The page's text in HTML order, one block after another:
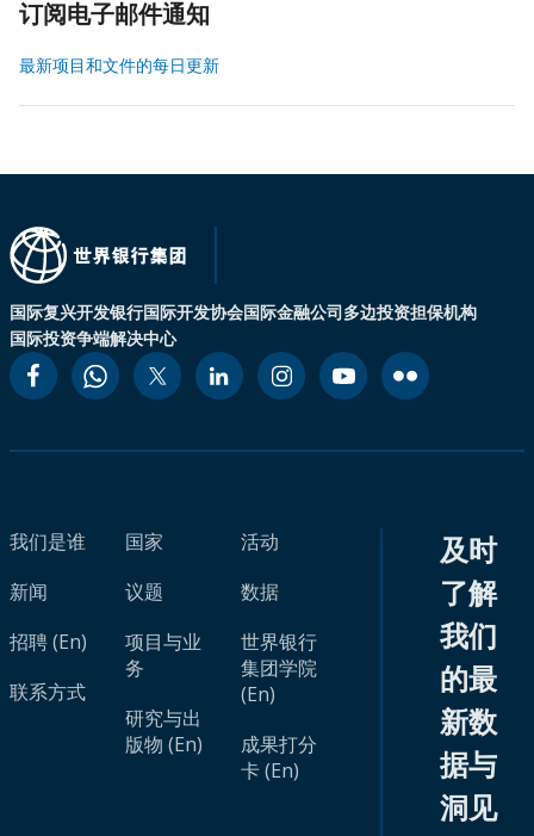
订阅电子邮件通知
最新项目和文件的每日更新
国际复兴开发银行国际开发协会国际金融公司多边投资担保机构
国际投资争端解决中心
我们是谁
新闻
招聘 (En)
联系方式
国家
议题
项目与业
务
研究与出
版物 (En)
活动
数据
世界银行
集团学院
(En)
成果打分
卡 (En)
及时
了解
我们
的最
新数
据与
洞见